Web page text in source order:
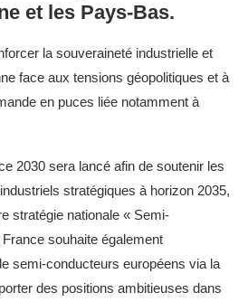
et les Pays-Bas.
la souveraineté industrielle et
face aux tensions géopolitiques et à
en puces liée notamment à
2030 sera lancé afin de soutenir les
stratégiques à horizon 2035,
stratégie nationale « Semi-
souhaite également
semi-conducteurs européens via la
des positions ambitieuses dans